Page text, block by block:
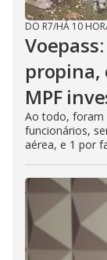
DO R7/HÁ 10
propina,
MPF
Ao todo, foram
funcionários,
aérea, e 1 por